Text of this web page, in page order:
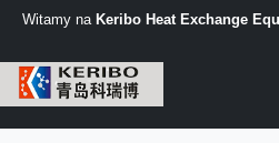
Witamy na Keribo Heat Exchange